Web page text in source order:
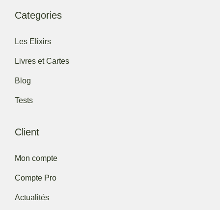
Categories
Les Elixirs
Livres et Cartes
Blog
Tests
Client
Mon compte
Compte Pro
Actualités